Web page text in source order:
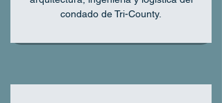
condado de Tri-County.